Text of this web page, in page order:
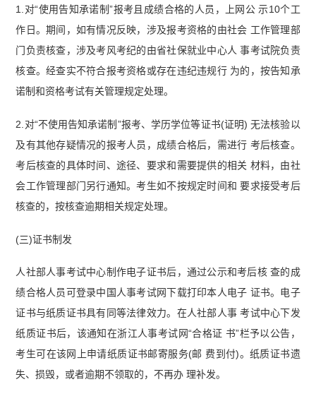
1.对“使用告知承诺制”报考且成绩合格的人员，上网公 示10个工
作日。期间，如有情况反映，涉及报考资格的由社会 工作管理部
门负责核查，涉及考风考纪的由省社保就业中心人 事考试院负责
核查。经查实不符合报考资格或存在违纪违规行 为的，按告知承
诺制和资格考试有关管理规定处理。
2.对“不使用告知承诺制”报考、学历学位等证书(证明) 无法核验以
及有其他存疑情况的报考人员，成绩合格后，需进行 考后核查。
考后核查的具体时间、途径、要求和需要提供的相关 材料，由社
会工作管理部门另行通知。考生如不按规定时间和 要求接受考后
核查的，按核查逾期相关规定处理。
(三)证书制发
人社部人事考试中心制作电子证书后，通过公示和考后核 查的成
绩合格人员可登录中国人事考试网下载打印本人电子 证书。电子
证书与纸质证书具有同等法律效力。在人社部人事 考试中心下发
纸质证书后，该通知在浙江人事考试网“合格证 书”栏予以公告，
考生可在该网上申请纸质证书邮寄服务(邮 费到付)。纸质证书遗
失、损毁，或者逾期不领取的，不再办 理补发。